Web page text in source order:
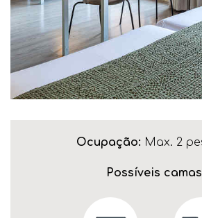
Ocupação: Max. 2
Possíveis